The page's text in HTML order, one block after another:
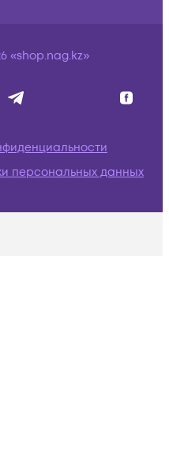
«shop.nag.kz»
персональных данных